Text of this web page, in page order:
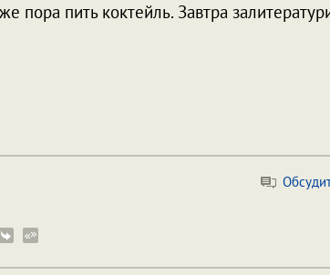
пора пить коктейль. Завтра